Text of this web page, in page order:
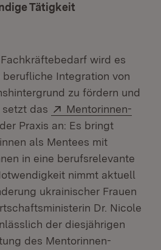
Tätigkeit
wird es
Integration von
zu fördern und
setzt das
Extern:
Mentorinnen-
neuem Fenster)
Praxis an: Es bringt
als Mentees mit
in eine berufsrelevante
nimmt aktuell
ukrainischer Frauen
Dr. Nicole
der diesjährigen
des Mentorinnen-